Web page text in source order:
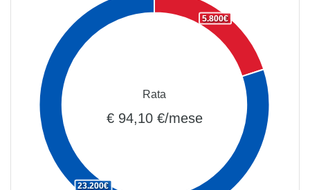
5.800€
23.200€
Rata
€ 94,10 €/mese